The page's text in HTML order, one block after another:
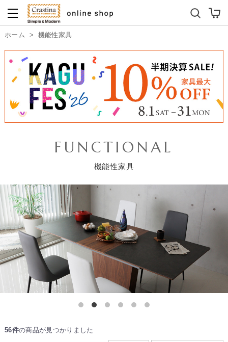
ダイニングテーブルセット
ホーム > 機能性家具
FUNCTIONAL
機能性家具
56件の商品が見つかりました